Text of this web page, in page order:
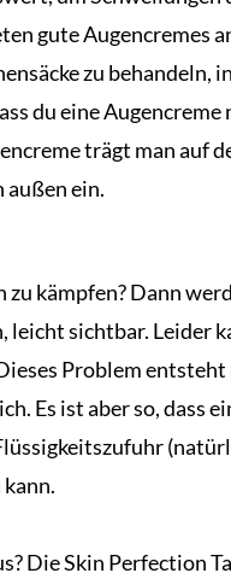
gute Augencremes
zu behandeln,
du eine Augencreme
trägt man auf
außen ein.
kämpfen? Dann
sichtbar. Leider
Problem
Es ist aber so, dass
Die Skin Perfection